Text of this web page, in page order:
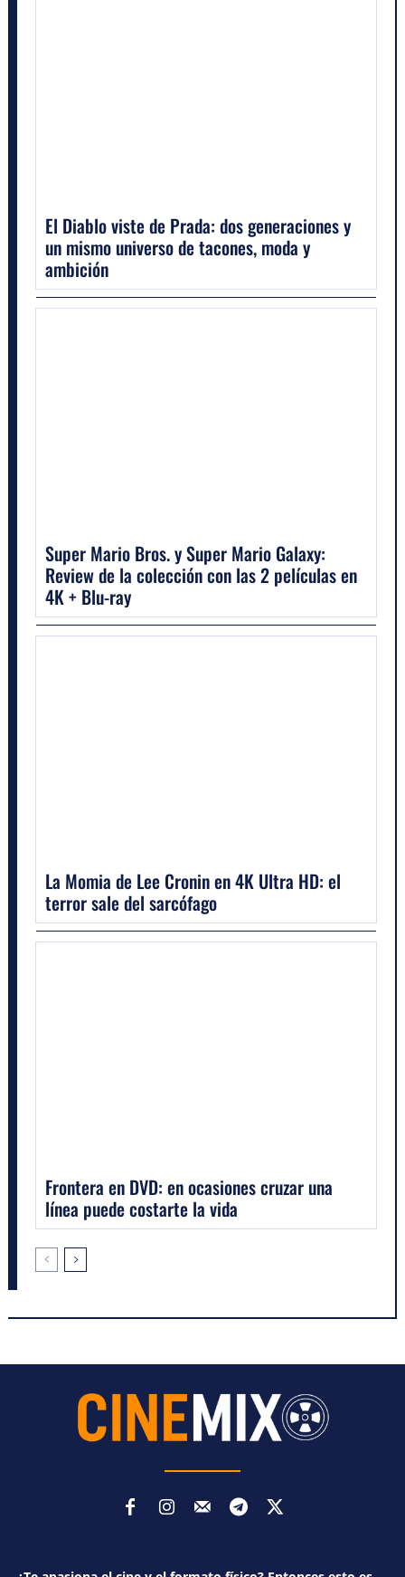
El Diablo viste de Prada: dos generaciones y
un mismo universo de tacones, moda y
ambición
Super Mario Bros. y Super Mario Galaxy:
Review de la colección con las 2 películas en
4K + Blu-ray
La Momia de Lee Cronin en 4K Ultra HD: el
terror sale del sarcófago
Frontera en DVD: en ocasiones cruzar una
línea puede costarte la vida